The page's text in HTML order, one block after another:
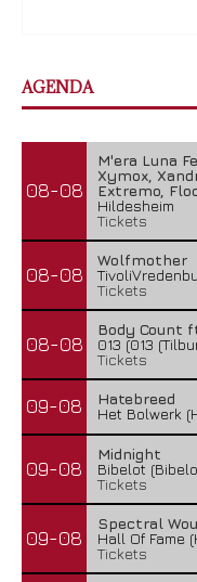
AGENDA
08-08
M'era Luna
Xymox,
Extremo,
Hildesheim
Tickets
08-08
Wolfmother
Tickets
08-08
Body Count
013 (013
Tickets
09-08
Hatebreed
Het Bolwerk
09-08
Midnight
Bibelot
Tickets
09-08
Spectral
Hall Of Fame
Tickets